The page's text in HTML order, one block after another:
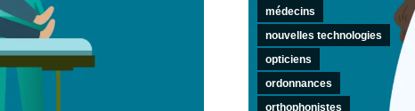
médecins
nouvelles technologies
opticiens
ordonnances
orthophonistes